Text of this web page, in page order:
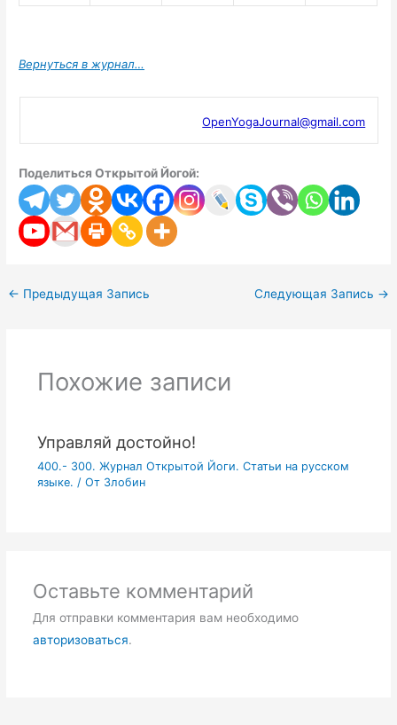
Вернуться в журнал…
OpenYogaJournal@gmail.com
Поделиться Открытой Йогой:
← Предыдущая Запись Следующая Запись →
Похожие записи
Управляй достойно!
400.- 300. Журнал Открытой Йоги. Статьи на русском
языке. / От Злобин
Оставьте комментарий
Для отправки комментария вам необходимо
авторизоваться.